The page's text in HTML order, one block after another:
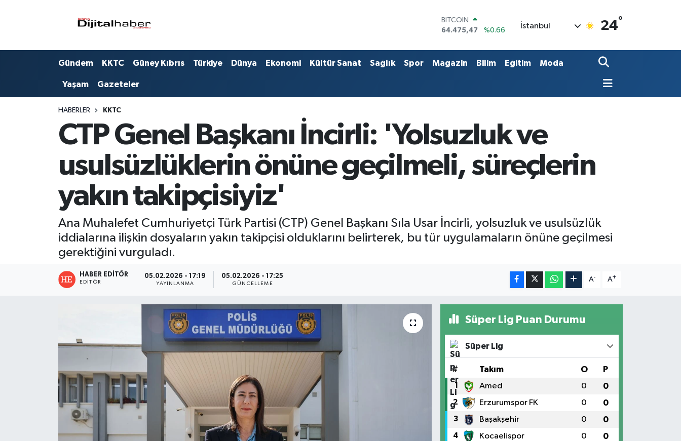
64.475,47
DOLAR
55,1336
%0.18
STERLİN
6527.85
%0.54
İstanbul 24°
Gündem KKTC Güney Kıbrıs Türkiye Dünya Ekonomi Kültür Sanat Sağlık Spor Magazin Bilim Eğitim Moda
Yaşam Gazeteler
HABERLER KKTC
CTP Genel Başkanı İncirli: 'Yolsuzluk ve
usulsüzlüklerin önüne geçilmeli, süreçlerin
yakın takipçisiyiz'
Ana Muhalefet Cumhuriyetçi Türk Partisi (CTP) Genel Başkanı Sıla Usar İncirli, yolsuzluk ve usulsüzlük
iddialarına ilişkin dosyaların yakın takipçisi olduklarını belirterek, bu tür uygulamaların önüne geçilmesi
gerektiğini vurguladı.
HABER EDITÖR
EDITÖR
05.02.2026 - 17:19
YAYINLANMA
05.02.2026 - 17:25
GÜNCELLEME
A- A+
Süper Lig Puan Durumu
Süper Lig
# Takım O P
1 Amed 0 0
2 Erzurumspor FK 0 0
3 Başakşehir 0 0
4 Kocaelispor 0 0
Trafik Durumu
Süper Lig Puan Durumu ve Fikstür
Son Dakika Haberleri
Haber Arşivi